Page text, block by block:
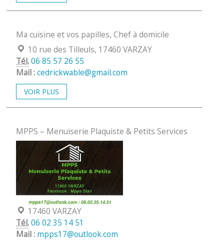
Ma cuisine et vos papilles, Chef à domicile
Localisation :
10 rue des Tilleuls, 17460 VARZAY
Tél.06 85 57 26 55
Mail :cedrickwable@gmail.com
VOIR PLUS
MPPS – Menuiserie Plaquiste & Petits Services
Localisation :
17460 VARZAY
Tél.06 02 35 14 51
Mail : mpps17@outlook.com